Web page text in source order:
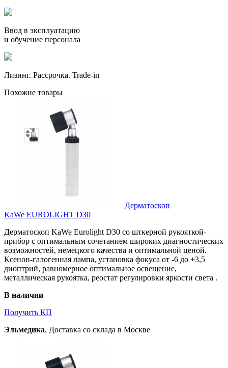
Ввод в эксплуатацию
и обучение персонала
Лизинг. Рассрочка. Trade-in
Похожие товары
Дерматоскоп
KaWe EUROLIGHT D30
Дерматоскоп KaWe Eurolight D30 со шткерной рукояткой-
прибор с оптимальным сочетанием широких диагностических
возможностей, немецкого качества и оптимальной ценой.
Ксенон-галогенная лампа, установка фокуса от -6 до +3,5
диоптрий, равномерное оптимальное освещение,
металлическая рукоятка, реостат регулировки яркости света .
В наличии
Получить КП
Эльмедика, Доставка со склада в Москве